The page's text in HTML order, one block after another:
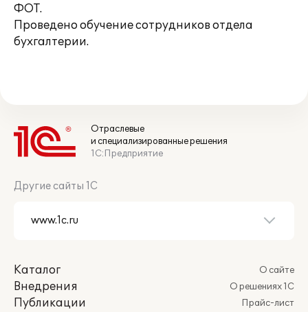
ФОТ.
Проведено обучение сотрудников отдела
бухгалтерии.
Отраслевые
и специализированные решения
1С:Предприятие
Другие сайты 1С
Каталог
Внедрения
Публикации
О сайте
О решениях 1С
Прайс-лист